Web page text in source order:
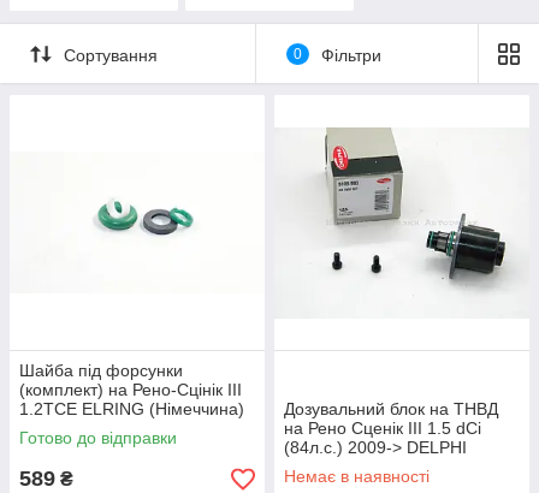
Сортування 0 Фільтри
Шайба під форсунки
(комплект) на Рено-Сцінік III
1.2TCE ELRING (Німеччина)
564870
Готово до відправки
589 ₴
Дозувальний блок на ТНВД
на Рено Сценік III 1.5 dCi
(84л.с.) 2009-> DELPHI
9109903
Немає в наявності